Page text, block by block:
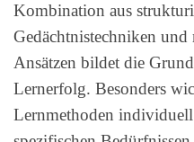
Kombination aus
Gedächtnistechniken
Ansätzen bildet die
Lernerfolg. Besonders
Lernmethoden individuell